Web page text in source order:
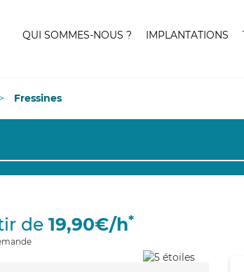
QUI SOMMES-NOUS ? IMPLANTATIONS
Fressines
de 19,90€/h*